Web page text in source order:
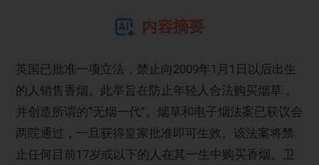
内容摘要
英国已批准一项立法，禁止向2009年1月1日以后出生
的人销售香烟。此举旨在防止年轻人合法购买烟草，
并创造所谓的“无烟一代”。烟草和电子烟法案已获议会
两院通过，一旦获得皇家批准即可生效。该法案将禁
止任何目前17岁或以下的人在其一生中购买香烟。卫